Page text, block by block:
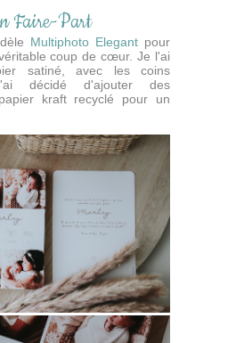
Faire-Part
Multiphoto Elegant pour
coup de cœur. Je l'ai
satiné, avec les coins
décidé d'ajouter des
kraft recyclé pour un